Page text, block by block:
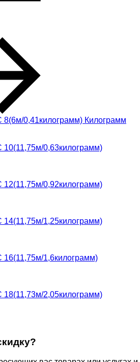
0,41килограмм) Килограмм
0,63килограмм)
0,92килограмм)
1,25килограмм)
1,6килограмм)
2,05килограмм)